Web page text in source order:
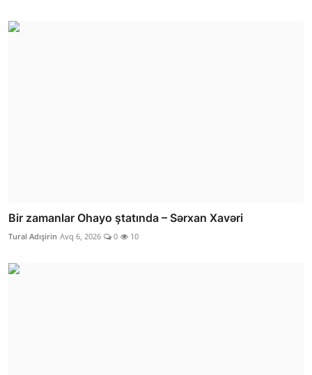
Bir zamanlar Ohayo ştatında – Sərxan Xavəri
Tural Adışirin Avq 6, 2026 0 10